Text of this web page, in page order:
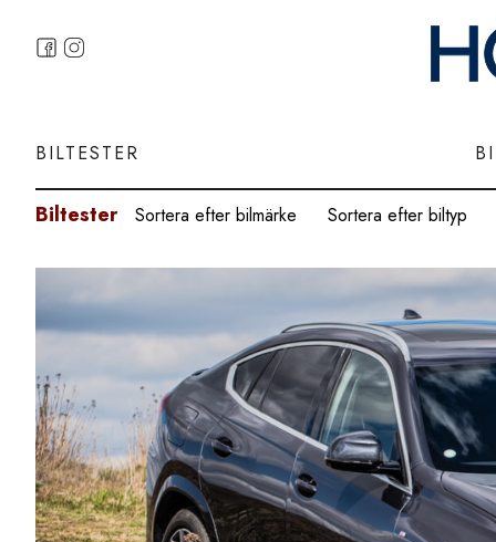
BILTESTER
Biltester Sortera efter bilmärke Sortera efter biltyp